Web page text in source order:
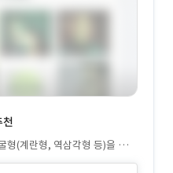
천
(계란형, 역삼각형 등)을 분류
추천